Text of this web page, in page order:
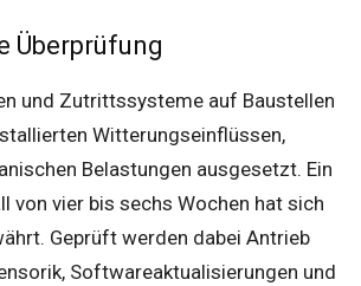
Überprüfung
und Zutrittssysteme auf Baustellen
Witterungseinflüssen,
Belastungen ausgesetzt. Ein
von vier bis sechs Wochen hat sich
Geprüft werden dabei Antrieb
Softwareaktualisierungen und